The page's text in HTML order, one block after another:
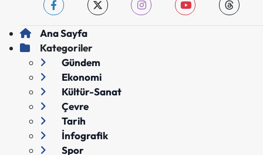
Ana Sayfa
Kategoriler
Gündem
Ekonomi
Kültür-Sanat
Çevre
Tarih
İnfografik
Spor